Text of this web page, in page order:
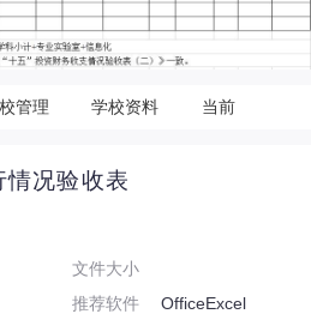
管理 学校资料 当前
情况验收表
文件大小
推荐软件
OfficeExcel